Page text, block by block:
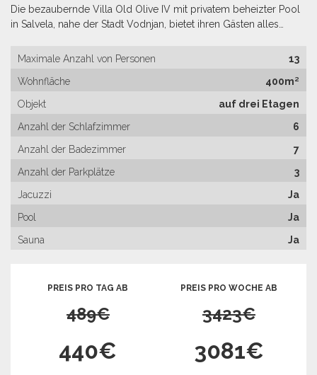
Die bezaubernde Villa Old Olive IV mit privatem beheizter Pool
in Salvela, nahe der Stadt Vodnjan, bietet ihren Gästen alles…
Maximale Anzahl von Personen
13
Wohnfläche
400m²
Objekt
auf drei Etagen
Anzahl der Schlafzimmer
6
Anzahl der Badezimmer
7
Anzahl der Parkplätze
3
Jacuzzi
Ja
Pool
Ja
Sauna
Ja
PREIS PRO TAG AB
489€
PREIS PRO WOCHE AB
3423€
440€ 3081€